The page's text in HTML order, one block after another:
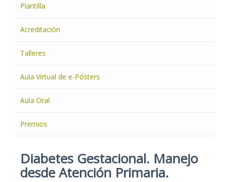
Plantilla
Acreditación
Talleres
Aula Virtual de e-Pósters
Aula Oral
Premios
Diabetes Gestacional. Manejo
desde Atención Primaria.